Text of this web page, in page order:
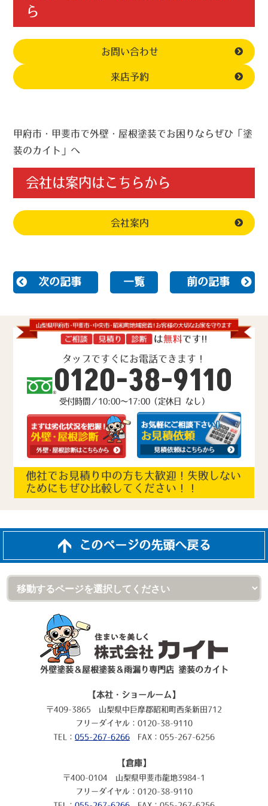
ら
お問い合わせ
来店予約
甲府市・甲斐市で外壁・屋根塗装でお困りならぜひ「塗
装のカイト」へ
会社は案内はこちらから
会社案内
次の記事 一覧 前の記事
タップですぐにお電話できます！
0120-38-9110
受付時間／10:00～17:00（定休日 なし）
他社でお見積り中の方も大歓迎！失敗しない
ためにもぜひ比較してください！！
このページの先頭へ戻る
外壁塗装＆屋根塗装＆雨漏り専門店 塗装のカイト
【本社・ショールーム】
〒409-3865 山梨県中巨摩郡昭和町西条新田712
フリーダイヤル：0120-38-9110
TEL： 055-267-6266 FAX：055-267-6256
【倉庫】
〒400-0104 山梨県甲斐市龍地3984-1
フリーダイヤル：0120-38-9110